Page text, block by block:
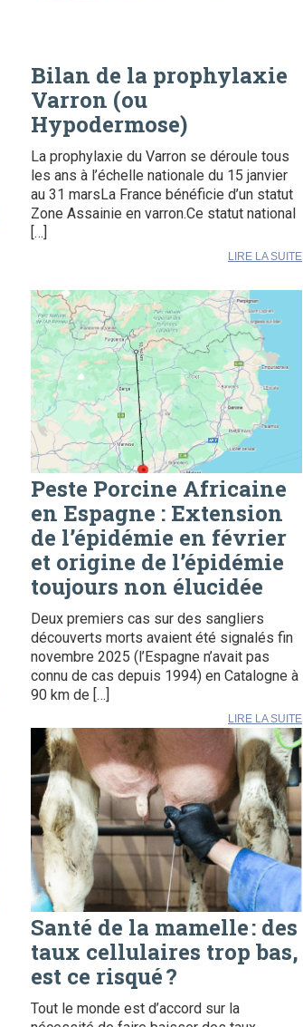
Bilan de la prophylaxie
Varron (ou
Hypodermose)
La prophylaxie du Varron se déroule tous
les ans à l’échelle nationale du 15 janvier
au 31 marsLa France bénéficie d’un statut
Zone Assainie en varron.Ce statut national
[…]
LIRE LA SUITE
Peste Porcine Africaine
en Espagne : Extension
de l’épidémie en février
et origine de l’épidémie
toujours non élucidée
Deux premiers cas sur des sangliers
découverts morts avaient été signalés fin
novembre 2025 (l’Espagne n’avait pas
connu de cas depuis 1994) en Catalogne à
90 km de […]
LIRE LA SUITE
Santé de la mamelle : des
taux cellulaires trop bas,
est ce risqué ?
Tout le monde est d’accord sur la